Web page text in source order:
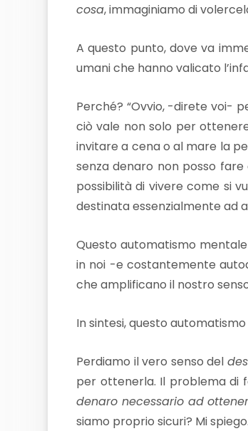
cosa, immaginiamo di
A questo punto, dove va
umani che hanno valicato
Perché? “Ovvio, -direte voi-
ciò vale non solo per
invitare a cena o al mare la
senza denaro non posso
possibilità di vivere come si
destinata essenzialmente ad
Questo automatismo
in noi -e costantemente
che amplificano il nostro
In sintesi, questo
Perdiamo il vero senso del
per ottenerla. Il problema di
denaro necessario ad
siamo proprio sicuri? Mi